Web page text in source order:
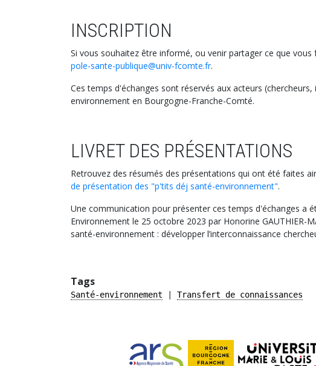
INSCRIPTION
Si vous souhaitez être informé, ou venir partager ce que
pole-sante-publique@univ-fcomte.fr.
Ces temps d'échanges sont réservés aux acteurs
environnement en Bourgogne-Franche-Comté.
LIVRET DES PRÉSENTATIONS
Retrouvez des résumés des présentations qui ont été faites
de présentation des "p'tits déj santé-environnement".
Une communication pour présenter ces temps d'échanges a
Environnement le 25 octobre 2023 par Honorine GAUTHIER-
santé-environnement : développer l’interconnaissance
Tags
Santé-environnement Transfert de connaissances